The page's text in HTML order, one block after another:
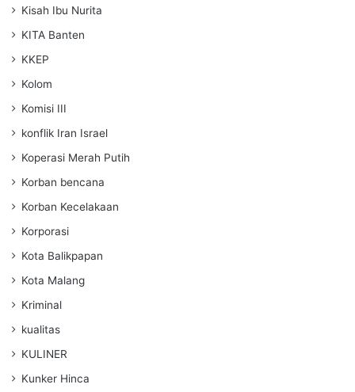
Kisah Ibu Nurita
KITA Banten
KKEP
Kolom
Komisi III
konflik Iran Israel
Koperasi Merah Putih
Korban bencana
Korban Kecelakaan
Korporasi
Kota Balikpapan
Kota Malang
Kriminal
kualitas
KULINER
Kunker Hinca